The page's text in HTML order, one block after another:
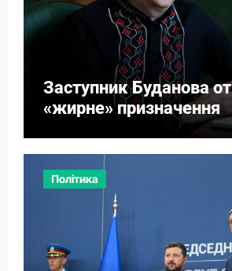
Заступник Буданова
«жирне» призначення
Політика